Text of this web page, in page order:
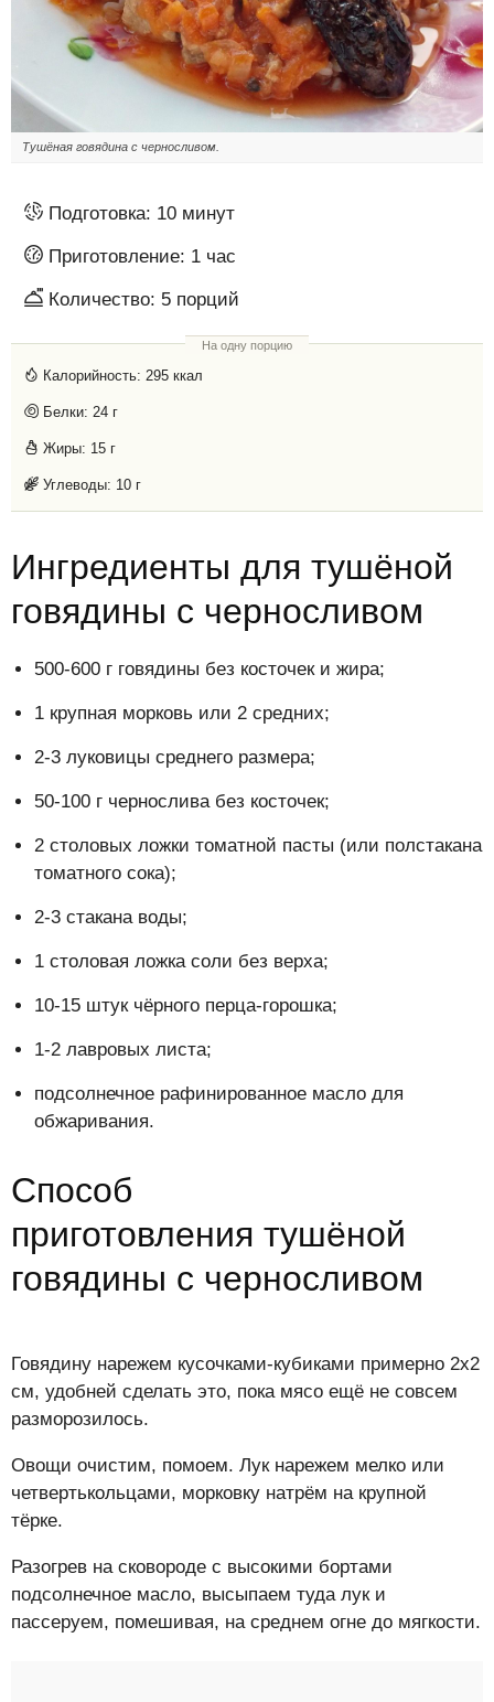
Тушёная говядина с черносливом.
Подготовка: 10 минут
Приготовление: 1 час
Количество: 5 порций
На одну порцию
Калорийность: 295 ккал
Белки: 24 г
Жиры: 15 г
Углеводы: 10 г
Ингредиенты для тушёной
говядины с черносливом
500-600 г говядины без косточек и жира;
1 крупная морковь или 2 средних;
2-3 луковицы среднего размера;
50-100 г чернослива без косточек;
2 столовых ложки томатной пасты (или полстакана
томатного сока);
2-3 стакана воды;
1 столовая ложка соли без верха;
10-15 штук чёрного перца-горошка;
1-2 лавровых листа;
подсолнечное рафинированное масло для
обжаривания.
Способ
приготовления тушёной
говядины с черносливом
Говядину нарежем кусочками-кубиками примерно 2х2
см, удобней сделать это, пока мясо ещё не совсем
разморозилось.
Овощи очистим, помоем. Лук нарежем мелко или
четвертькольцами, морковку натрём на крупной
тёрке.
Разогрев на сковороде с высокими бортами
подсолнечное масло, высыпаем туда лук и
пассеруем, помешивая, на среднем огне до мягкости.